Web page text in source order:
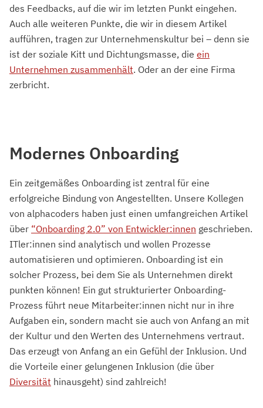
des Feedbacks, auf die wir im letzten Punkt eingehen.
Auch alle weiteren Punkte, die wir in diesem Artikel
aufführen, tragen zur Unternehmenskultur bei – denn sie
ist der soziale Kitt und Dichtungsmasse, die ein
Unternehmen zusammenhält. Oder an der eine Firma
zerbricht.
Modernes Onboarding
Ein zeitgemäßes Onboarding ist zentral für eine
erfolgreiche Bindung von Angestellten. Unsere Kollegen
von alphacoders haben just einen umfangreichen Artikel
über “Onboarding 2.0” von Entwickler:innen geschrieben.
ITler:innen sind analytisch und wollen Prozesse
automatisieren und optimieren. Onboarding ist ein
solcher Prozess, bei dem Sie als Unternehmen direkt
punkten können! Ein gut strukturierter Onboarding-
Prozess führt neue Mitarbeiter:innen nicht nur in ihre
Aufgaben ein, sondern macht sie auch von Anfang an mit
der Kultur und den Werten des Unternehmens vertraut.
Das erzeugt von Anfang an ein Gefühl der Inklusion. Und
die Vorteile einer gelungenen Inklusion (die über
Diversität hinausgeht) sind zahlreich!